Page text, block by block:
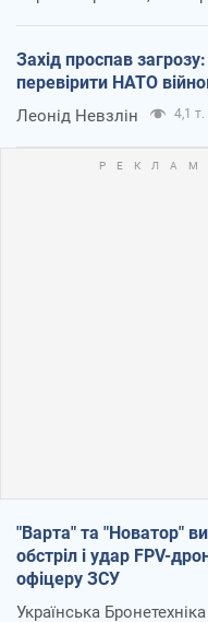
Захід проспав
перевірити НАТО
Леонід Невзлін 4,1 т.
"Варта" та "Новатор"
обстріл і удар FPV-
офіцеру ЗСУ
Українська Бронетехніка